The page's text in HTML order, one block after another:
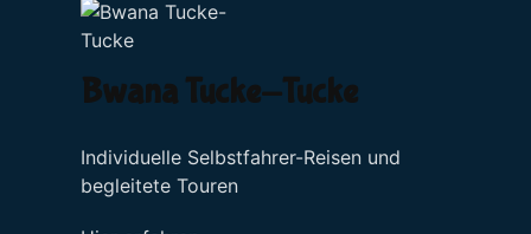
Bwana Tucke-Tucke
Individuelle Selbstfahrer-Reisen und
begleitete Touren